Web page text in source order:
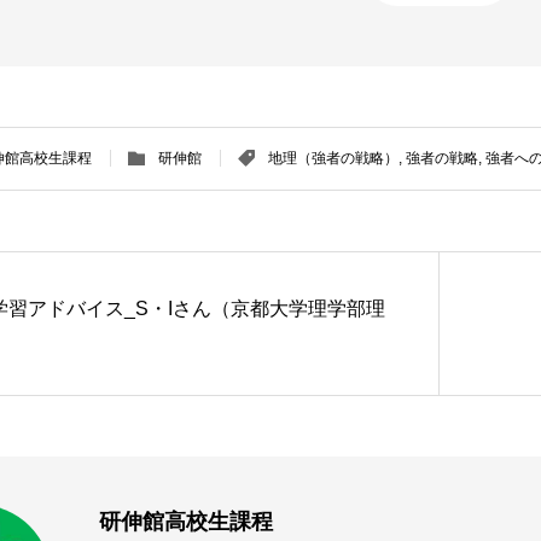
館高校生課程 研伸館 地理（強者の戦略） , 強者の戦略, 強者へ
習アドバイス_S・Iさん（京都大学理学部理
研伸館高校生課程